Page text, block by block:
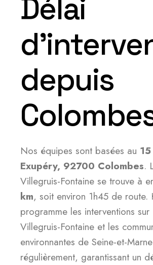
Délai
depuis
Nos équipes sont basées au
Exupéry, 92700 Colombes.
Villegruis-Fontaine se trouve à
km, soit environ 1h45 de route.
programme les interventions sur
Villegruis-Fontaine et les
environnantes de Seine-et-Marne
régulièrement, garantissant un